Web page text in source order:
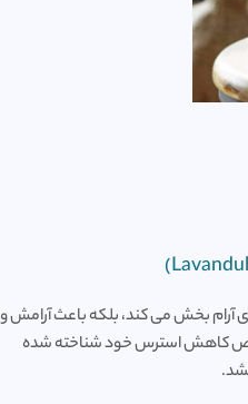
آرام بخش می کند، بلکه باعث آرامش و
کاهش استرس خود شناخته شده